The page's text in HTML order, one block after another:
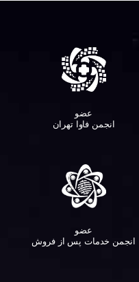
عضو
انجمن فاوا تهران
عضو
انجمن خدمات پس از فروش